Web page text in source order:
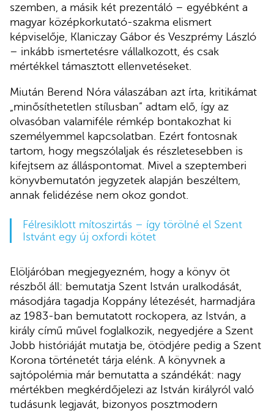
szemben, a másik két prezentáló – egyébként a
magyar középkorkutató-szakma elismert
képviselője, Klaniczay Gábor és Veszprémy László
– inkább ismertetésre vállalkozott, és csak
mértékkel támasztott ellenvetéseket.
Miután Berend Nóra válaszában azt írta, kritikámat
„minősíthetetlen stílusban” adtam elő, így az
olvasóban valamiféle rémkép bontakozhat ki
személyemmel kapcsolatban. Ezért fontosnak
tartom, hogy megszólaljak és részletesebben is
kifejtsem az álláspontomat. Mivel a szeptemberi
könyvbemutatón jegyzetek alapján beszéltem,
annak felidézése nem okoz gondot.
Félresiklott mítoszirtás – így törölné el Szent
Istvánt egy új oxfordi kötet
Elöljáróban megjegyezném, hogy a könyv öt
részből áll: bemutatja Szent István uralkodását,
másodjára tagadja Koppány létezését, harmadjára
az 1983-ban bemutatott rockopera, az István, a
király című művel foglalkozik, negyedjére a Szent
Jobb históriáját mutatja be, ötödjére pedig a Szent
Korona történetét tárja elénk. A könyvnek a
sajtópolémia már bemutatta a szándékát: nagy
mértékben megkérdőjelezi az István királyról való
tudásunk legjavát, bizonyos posztmodern